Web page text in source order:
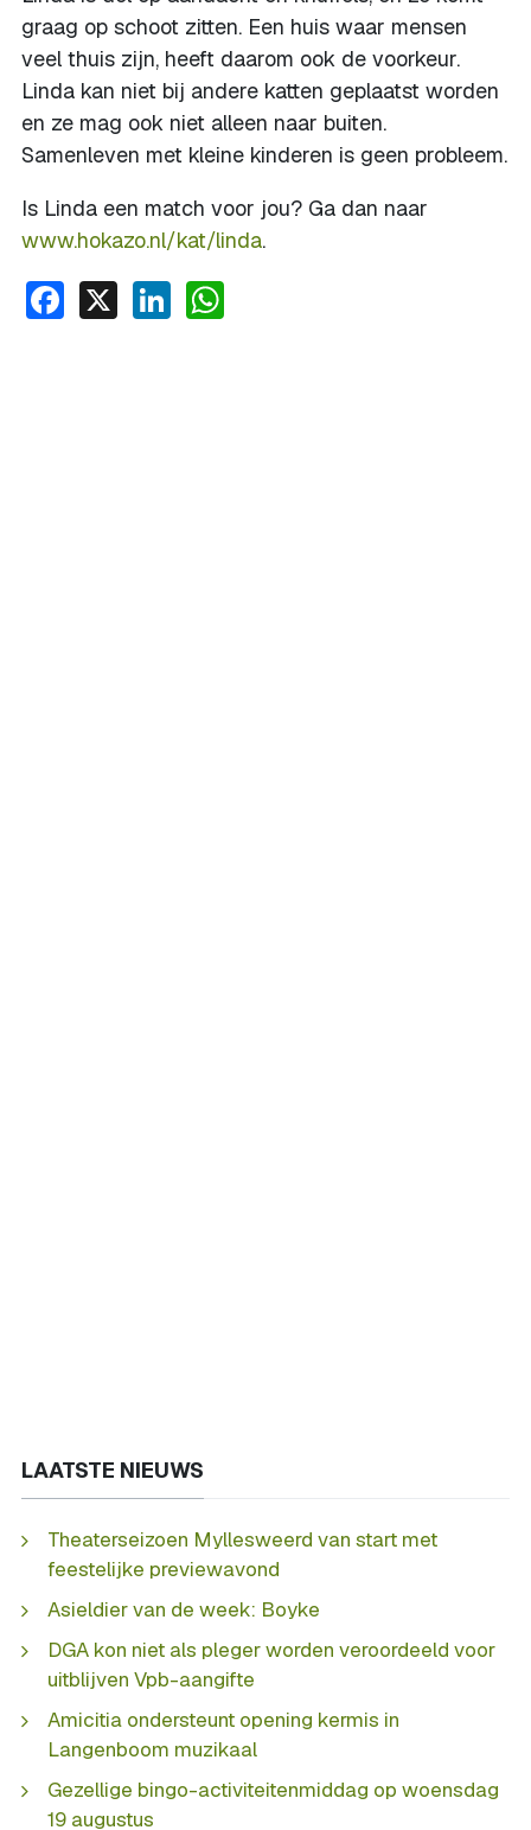
graag op schoot zitten. Een huis waar mensen
veel thuis zijn, heeft daarom ook de voorkeur.
Linda kan niet bij andere katten geplaatst worden
en ze mag ook niet alleen naar buiten.
Samenleven met kleine kinderen is geen probleem.
Is Linda een match voor jou? Ga dan naar
www.hokazo.nl/kat/linda.
Facebook
X LinkedIn
LAATSTE NIEUWS
Theaterseizoen Myllesweerd van start met
feestelijke previewavond
Asieldier van de week: Boyke
DGA kon niet als pleger worden veroordeeld voor
uitblijven Vpb-aangifte
Amicitia ondersteunt opening kermis in
Langenboom muzikaal
Gezellige bingo-activiteitenmiddag op woensdag
19 augustus